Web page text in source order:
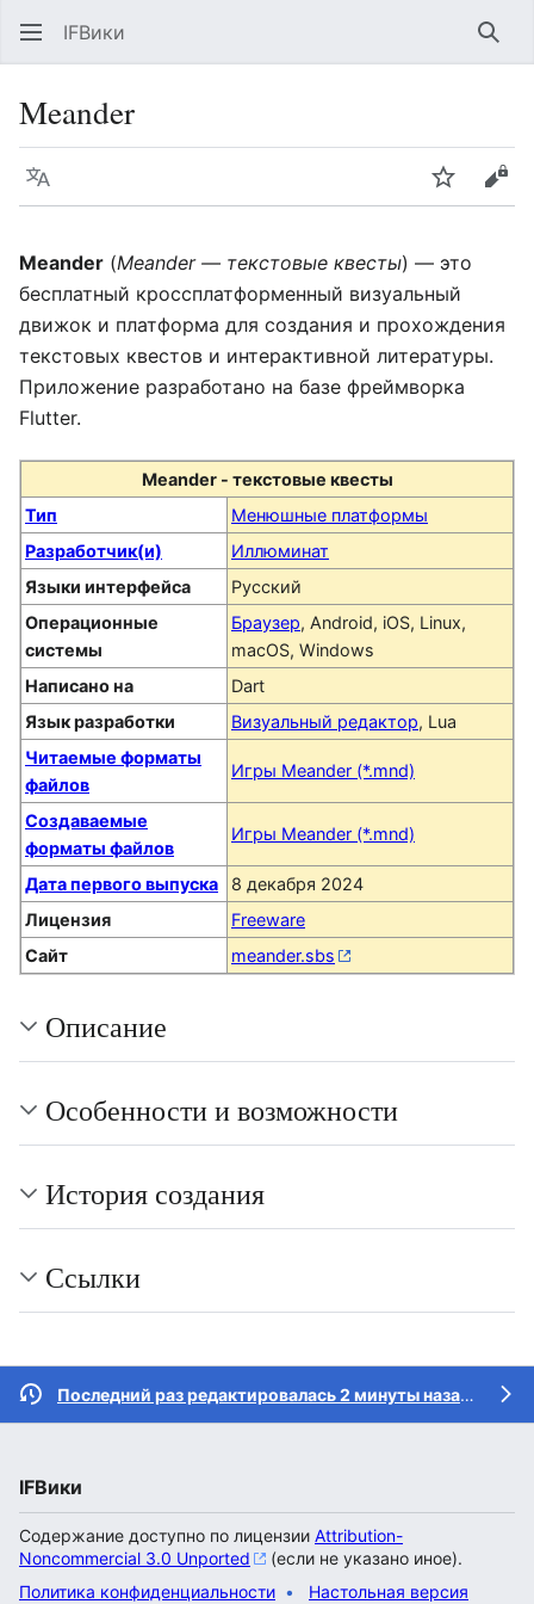
IFВики
Meander
Язык Следить
Meander (Meander — текстовые квесты) — это
бесплатный кроссплатформенный визуальный
движок и платформа для создания и прохождения
текстовых квестов и интерактивной литературы.
Приложение разработано на базе фреймворка
Flutter.
Meander - текстовые квесты
Тип
Менюшные платформы
Разработчик(и)
Иллюминат
Языки интерфейса
Русский
Операционные
системы
Браузер, Android, iOS, Linux,
macOS, Windows
Написано на
Dart
Язык разработки
Визуальный редактор, Lua
Читаемые форматы
файлов
Игры Meander (*.mnd)
Создаваемые
форматы файлов
Игры Meander (*.mnd)
Дата первого выпуска
8 декабря 2024
Лицензия
Freeware
Сайт
meander.sbs
Описание
Особенности и возможности
История создания
Ссылки
Последний раз редактировалась 2 минуты назад
IFВики
Содержание доступно по лицензии Attribution-
Noncommercial 3.0 Unported
(если не указано иное).
Политика конфиденциальности
Настольная версия